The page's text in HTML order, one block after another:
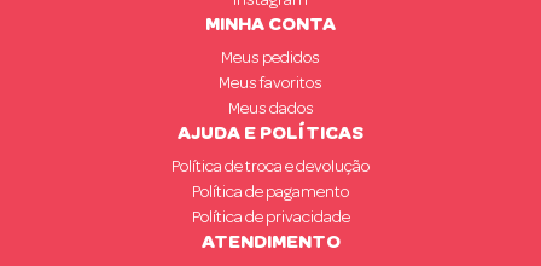
MINHA CONTA
Meus pedidos
Meus favoritos
Meus dados
AJUDA E POLÍTICAS
Política de troca e devolução
Política de pagamento
Política de privacidade
ATENDIMENTO